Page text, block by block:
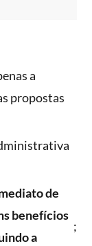
a
propostas
de
benefícios
a
;